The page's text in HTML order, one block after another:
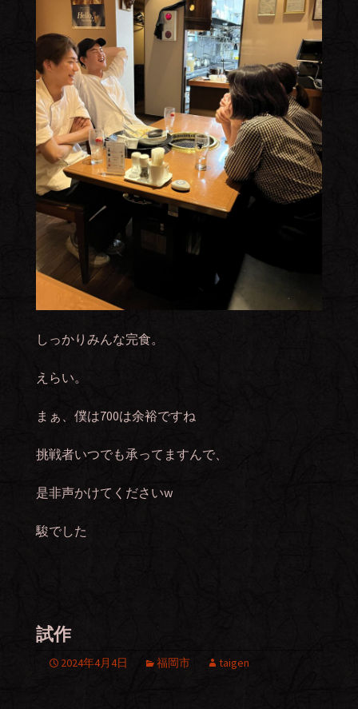
しっかりみんな完食。
えらい。
まぁ、僕は700は余裕ですね
挑戦者いつでも承ってますんで、
是非声かけてくださいw
駿でした
試作
2024年4月4日 福岡市 taigen